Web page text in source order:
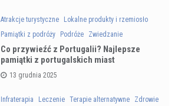
Atrakcje turystyczne
Lokalne produkty i rzemiosło
Pamiątki z podróży
Podróże Zwiedzanie
Co przywieźć z Portugalii? Najlepsze
pamiątki z portugalskich miast
13 grudnia 2025
Infraterapia Leczenie Terapie alternatywne
Zdrowie